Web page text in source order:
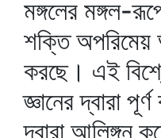
মঙ্গলের মঙ্গল-
শক্তি অপরিমেয়
করছে। এই
জ্ঞানের দ্বারা
দ্বারা আলিঙ্গন